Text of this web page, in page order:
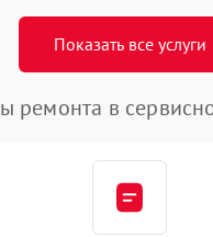
Показать все услуги
ремонта в